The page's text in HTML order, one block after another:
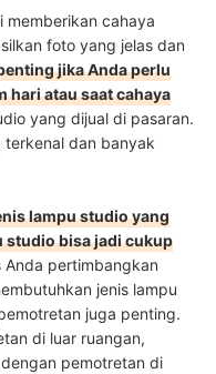
memberikan cahaya
foto yang jelas dan
jika Anda perlu
hari atau saat cahaya
yang dijual di pasaran.
terkenal dan banyak
lampu studio yang
studio bisa jadi cukup
pertimbangkan
jenis lampu
juga penting.
di luar ruangan,
pemotretan di